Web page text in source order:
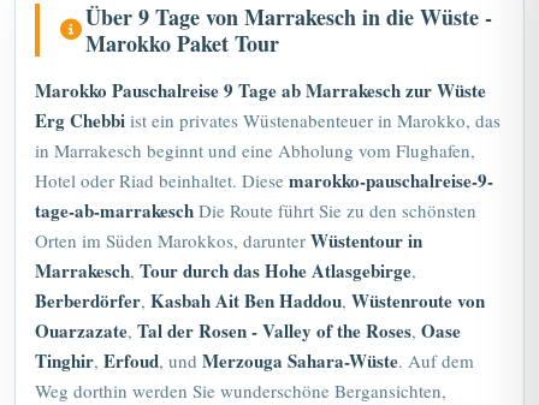
Marokko Paket Tour
Marokko Pauschalreise 9 Tage ab
Erg Chebbiist ein privates Wüstenabenteuer in Marokko, das
in Marrakesch beginnt und eine Abholung vom Flughafen,
Hotel oder Riad beinhaltet. Diesemarokko-pauschalreise-9-
tage-ab-marrakeschDie Route führt Sie zu den schönsten
Orten im Süden Marokkos, darunterWüstentour in
Marrakesch,Tour durch das Hohe Atlasgebirge,
Berberdörfer,Kasbah Ait Ben Haddou,Wüstenroute von
Ouarzazate,Tal der Rosen - Valley of the Roses,Oase
Tinghir,Erfoud, undMerzouga Sahara-Wüste. Auf dem
Weg dorthin werden Sie wunderschöne Bergansichten,
Palmenoasen, alte Kasbahs, lokale Kultur und